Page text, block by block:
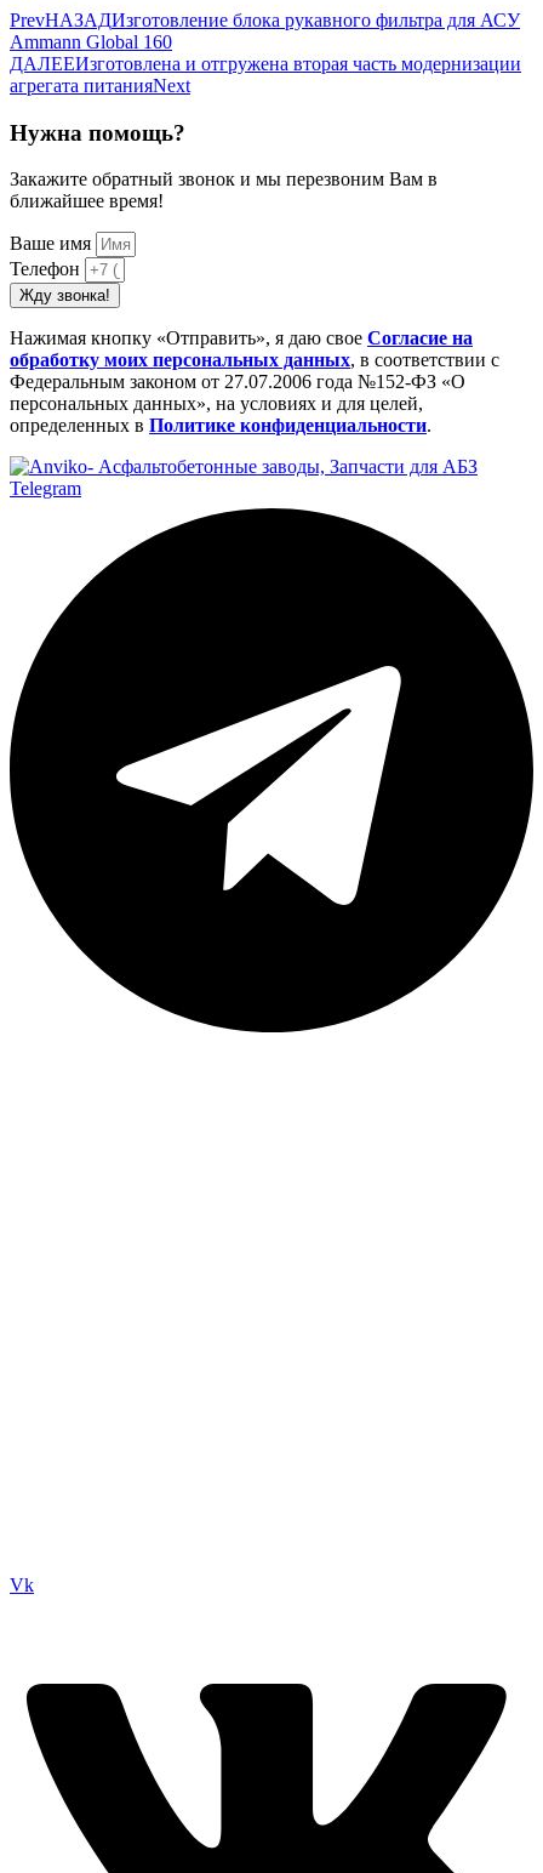
PrevНАЗАДИзготовление блока рукавного фильтра для АСУ
Ammann Global 160
ДАЛЕЕИзготовлена и отгружена вторая часть модернизации
агрегата питанияNext
Нужна помощь?
Закажите обратный звонок и мы перезвоним Вам в
ближайшее время!
Ваше имя
Телефон
Жду звонка!
Нажимая кнопку «Отправить», я даю свое Cогласие на
обработку моих персональных данных, в соответствии с
Федеральным законом от 27.07.2006 года №152-ФЗ «О
персональных данных», на условиях и для целей,
определенных в Политике конфиденциальности.
Telegram
Vk